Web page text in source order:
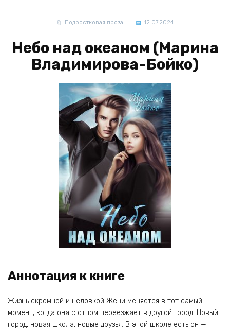
Подростковая проза 12.07.2024
Небо над океаном (Марина
Владимирова-Бойко)
Аннотация к книге
Жизнь скромной и неловкой Жени меняется в тот самый
момент, когда она с отцом переезжает в другой город. Новый
город, новая школа, новые друзья. В этой школе есть он —